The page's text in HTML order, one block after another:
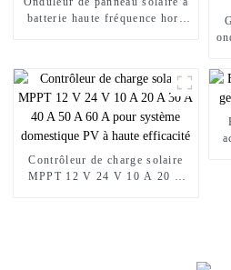
batterie haute fréquence hors
Contrôleur de charge solaire
MPPT 12 V 24 V 10 A 20 A